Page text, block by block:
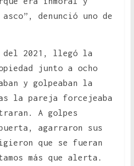
denunció uno de
del 2021, llegó la
junto a ocho
y golpeaban la
la pareja forcejeaba
A golpes
agarraron sus
que se fueran
más que alerta.